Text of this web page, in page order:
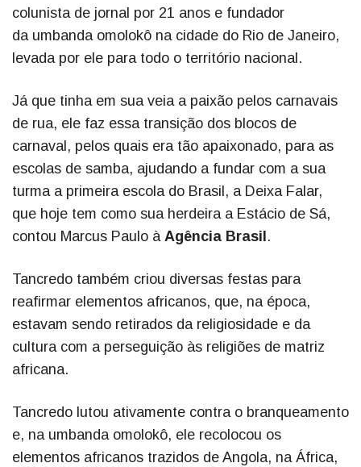
colunista de jornal por 21 anos e fundador
da umbanda omolokô na cidade do Rio de Janeiro,
levada por ele para todo o território nacional.
Já que tinha em sua veia a paixão pelos carnavais
de rua, ele faz essa transição dos blocos de
carnaval, pelos quais era tão apaixonado, para as
escolas de samba, ajudando a fundar com a sua
turma a primeira escola do Brasil, a Deixa Falar,
que hoje tem como sua herdeira a Estácio de Sá,
contou Marcus Paulo à Agência Brasil .
Tancredo também criou diversas festas para
reafirmar elementos africanos, que, na época,
estavam sendo retirados da religiosidade e da
cultura com a perseguição às religiões de matriz
africana.
Tancredo lutou ativamente contra o branqueamento
e, na umbanda omolokô, ele recolocou os
elementos africanos trazidos de Angola, na África,